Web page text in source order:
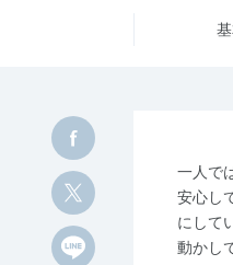
一人で
安心し
にして
動かし